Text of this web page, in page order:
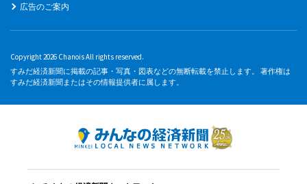
広告のご案内
Copyright 2026 Chanois All rights reserved.
すみだ経済新聞に掲載の記事・写真・図表などの無断転載を禁止します。 著作権は
すみだ経済新聞またはその情報提供者に属します。